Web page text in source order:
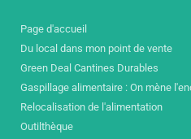
Page d'accueil
Du local dans mon point de vente
Green Deal Cantines Durables
Gaspillage alimentaire : On mène
Relocalisation de l'alimentation
Outilthèque